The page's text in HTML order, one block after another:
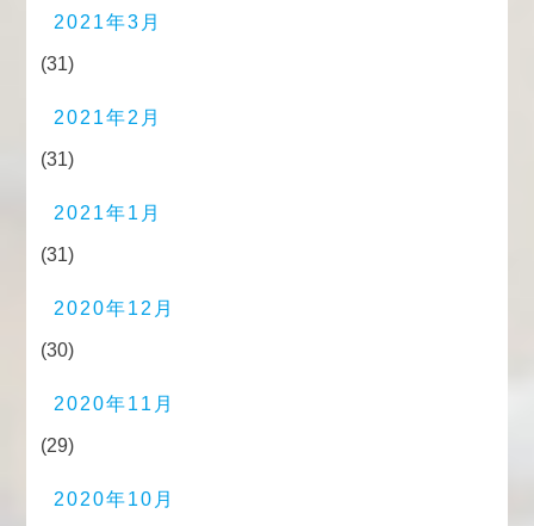
2021年3月
(31)
2021年2月
(31)
2021年1月
(31)
2020年12月
(30)
2020年11月
(29)
2020年10月